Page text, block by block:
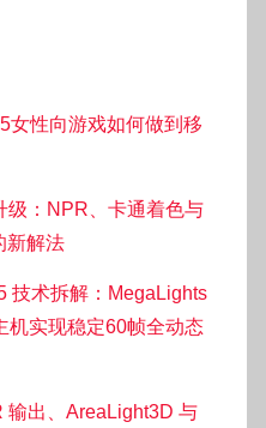
女性向游戏如何做到移
级：NPR、卡通着色与
新解法
技术拆解：MegaLights
机实现稳定60帧全动态
输出、AreaLight3D 与